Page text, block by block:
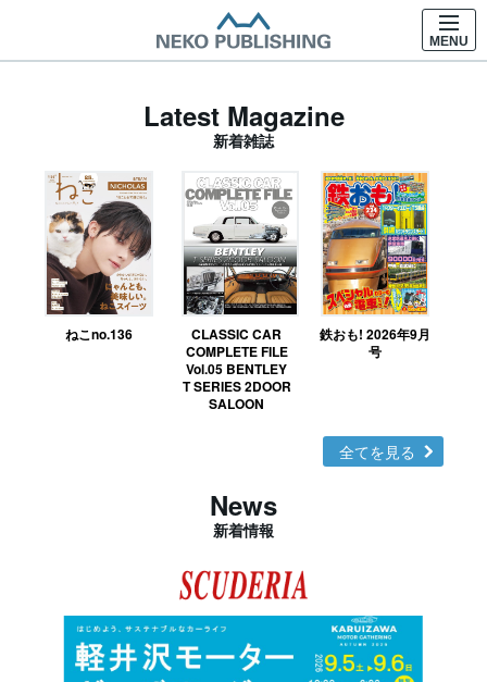
MENU
Latest Magazine
新着雑誌
ねこno.136
CLASSIC CAR
COMPLETE FILE
Vol.05 BENTLEY
T SERIES 2DOOR
SALOON
鉄おも! 2026年9月
号
全てを見る
News
新着情報